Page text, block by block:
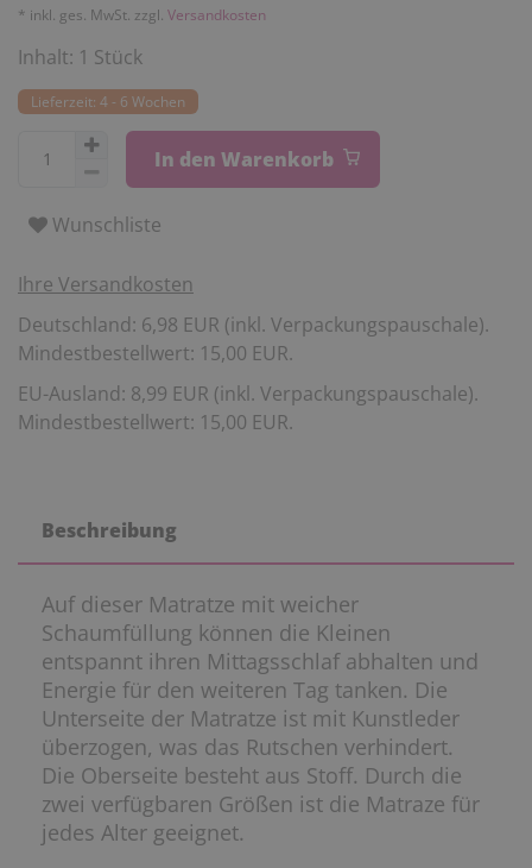
* inkl. ges. MwSt. zzgl. Versandkosten
Inhalt: 1 Stück
Lieferzeit: 4 - 6 Wochen
In den Warenkorb
Wunschliste
Ihre Versandkosten
Deutschland: 6,98 EUR (inkl. Verpackungspauschale).
Mindestbestellwert: 15,00 EUR.
EU-Ausland: 8,99 EUR (inkl. Verpackungspauschale).
Mindestbestellwert: 15,00 EUR.
Beschreibung
Auf dieser Matratze mit weicher
Schaumfüllung können die Kleinen
entspannt ihren Mittagsschlaf abhalten und
Energie für den weiteren Tag tanken. Die
Unterseite der Matratze ist mit Kunstleder
überzogen, was das Rutschen verhindert.
Die Oberseite besteht aus Stoff. Durch die
zwei verfügbaren Größen ist die Matraze für
jedes Alter geeignet.